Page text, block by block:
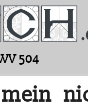
504